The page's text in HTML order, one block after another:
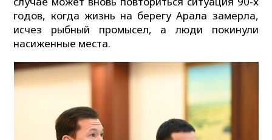
годов, когда жизнь на берегу Арала замерла,
исчез рыбный промысел, а люди покинули
насиженные места.